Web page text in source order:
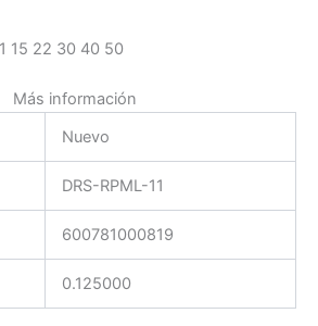
15 22 30 40 50
Más información
Nuevo
DRS-RPML-11
600781000819
0.125000